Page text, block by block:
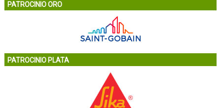
PATROCINIO ORO
PATROCINIO PLATA